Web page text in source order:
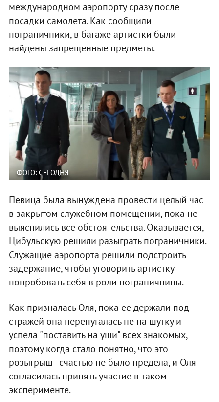
международном аэропорту сразу после
посадки самолета. Как сообщили
пограничники, в багаже артистки были
найдены запрещенные предметы.
ФОТО: СЕГОДНЯ
Певица была вынуждена провести целый час
в закрытом служебном помещении, пока не
выяснились все обстоятельства. Оказывается,
Цибульскую решили разыграть пограничники.
Служащие аэропорта решили подстроить
задержание, чтобы уговорить артистку
попробовать себя в роли пограничницы.
Как призналась Оля, пока ее держали под
стражей она перепугалась не на шутку и
успела "поставить на уши" всех знакомых,
поэтому когда стало понятно, что это
розыгрыш - счастью не было предела, и Оля
согласилась принять участие в таком
эксперименте.